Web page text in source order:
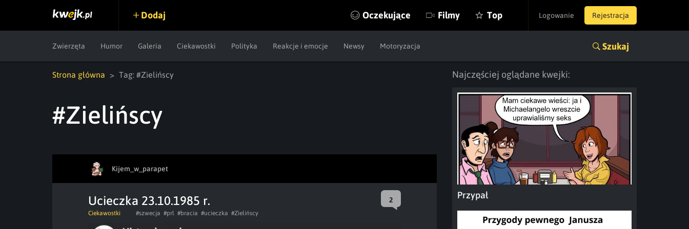
Logowanie Rejestracja
Dodaj Oczekujące Filmy Top
Zwierzęta Humor Galeria Ciekawostki Polityka Reakcje i emocje Newsy Motoryzacja Szukaj
Strona główna Tag: #Zielińscy
#Zielińscy
Kijem_w_parapet
Ucieczka 23.10.1985 r. 2
Ciekawostki #szwecja #prl #bracia #ucieczka #Zielińscy
Najczęściej oglądane kwejki:
Przypał